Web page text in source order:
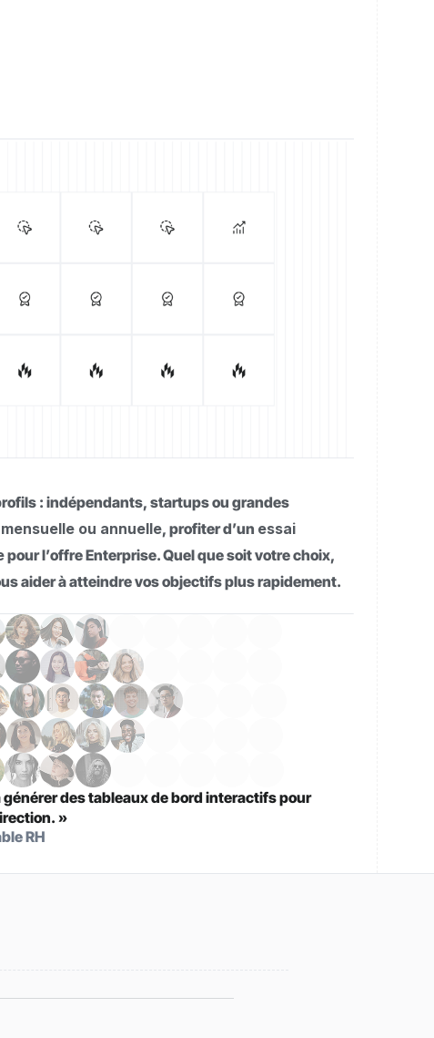
: indépendants, startups ou grandes
ou annuelle, profiter d’un essai
pour l’offre Enterprise. Quel que soit votre choix,
aider à atteindre vos objectifs plus rapidement.
des tableaux de bord interactifs pour
»
RH